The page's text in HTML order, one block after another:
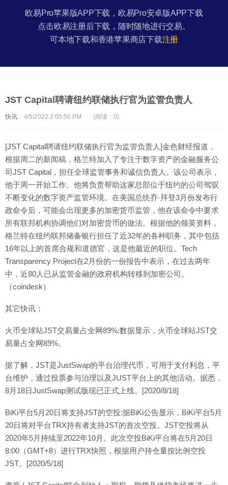
欧易Pro苹果版APP下载，欧易Pro安卓版APP下载
点击欧易注册后下载，随时随地进行交易。
可本地下载和香港苹果商店下载注册
JST Capital聘请纽约联储执行官为监管负责人
快讯 4/5/2022 2:05:50 PM (阅读：0)
[JST Capital聘请纽约联储执行官为监管负责人]金色财经报道，
根据周二的新闻稿，格兰特加入了专注于数字资产的金融服务公
司JST Capital，担任全球监管事务和诚信负责人。该公司表示，
他于周一开始工作。他将负责帮助这家总部位于纽约的公司驾驭
不断变化的数字资产监管环境。在美国总统乔·拜登3月份发布行
政命令后，可能会出现更多的加密货币监管，他在该命令中要求
所有联邦机构协调他们对加密货币的做法。根据他的领英资料，
格兰特在纽约联邦储备银行担任了近32年的各种职务，其中包括
16年以上的首席合规和道德官，这是他最近的职位。Tech
Transparency Project在2月份的一份报告中表示，在过去两年
中，近80人已从监管金融的政府机构转移到加密公司。
（coindesk）
其它快讯：
火币全球站JST交易量占全网89%:数据显示，火币全球站JST交
易量占全网89%。
据了解，JST是JustSwap的平台治理代币，可用于支付利息，平
台维护，通过投票参与治理以及JUST平台上的其他活动。据悉，
8月18日JustSwap测试版现已正式上线。[2020/8/18]
BiKi平台5月20日将支持JST的空投:据BiKi公告显示，BiKi平台5月
20日将对平台TRX持有者支持JST的首次空投。JST空投将从
2020年5月持续至2022年10月。此次空投BiKi平台将在5月20日
8:00（GMT+8）进行TRX快照，根据用户持仓量按比例空投
JST。[2020/5/18]